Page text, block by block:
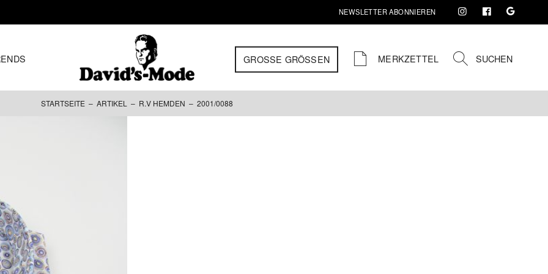
NEWSLETTER ABONNIEREN
GROSSE GRÖSSEN MERKZETTEL SUCHEN
STARTSEITE – ARTIKEL – R.V HEMDEN – 2001/0088